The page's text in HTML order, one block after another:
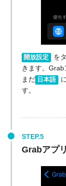
開放設定
を
きます。Grab
まだ 日本語
す。
Grabアプ